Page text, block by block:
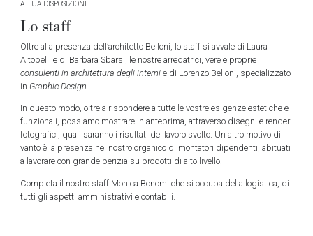
A TUA DISPOSIZIONE
Lo staff
Oltre alla presenza dell’architetto Belloni, lo staff si avvale di Laura
Altobelli e di Barbara Sbarsi, le nostre arredatrici, vere e proprie
consulenti in architettura degli internie di Lorenzo Belloni, specializzato
in Graphic Design
In questo modo, oltre a rispondere a tutte le vostre esigenze estetiche e
funzionali, possiamo mostrare in anteprima, attraverso disegni e render
fotografici, quali saranno i risultati del lavoro svolto. Un altro motivo di
vanto è la presenza nel nostro organico di montatori dipendenti, abituati
a lavorare con grande perizia su prodotti di alto livello.
Completa il nostro staff Monica Bonomi che si occupa della logistica, di
tutti gli aspetti amministrativi e contabili.